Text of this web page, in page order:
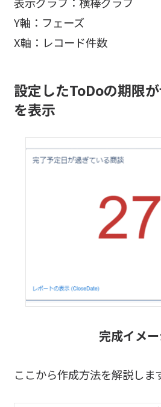
Y軸：フェーズ
X軸：レコード件数
設定したToDoの期限
を表示
完成イメ
ここから作成方法を解説しま